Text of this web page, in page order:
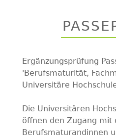
Ergänzungsprüfung
'Berufsmaturität,
Universitäre
Die Universitären
öffnen den Zugang mit
Berufsmaturandinnen